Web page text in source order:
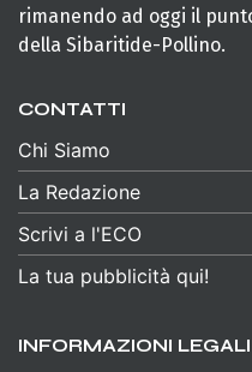
rimanendo ad oggi il
della Sibaritide-Pollino.
CONTATTI
Chi Siamo
La Redazione
Scrivi a l'ECO
La tua pubblicità qui!
INFORMAZIONI LEGALI